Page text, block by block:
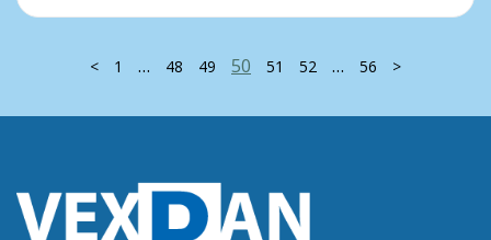
< 1 … 48 49 50 51 52 … 56 >